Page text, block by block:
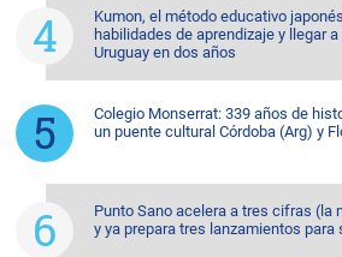
Kumon, el método educativo
habilidades de aprendizaje y llegar
Uruguay en dos años
Colegio Monserrat: 339 años de
un puente cultural Córdoba (Arg) y
Punto Sano acelera a tres cifras (la
y ya prepara tres lanzamientos para